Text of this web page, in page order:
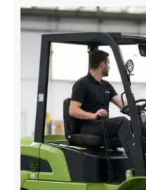
No solo este cuidado
repentino de los
protege directamente
de servicio confiable en